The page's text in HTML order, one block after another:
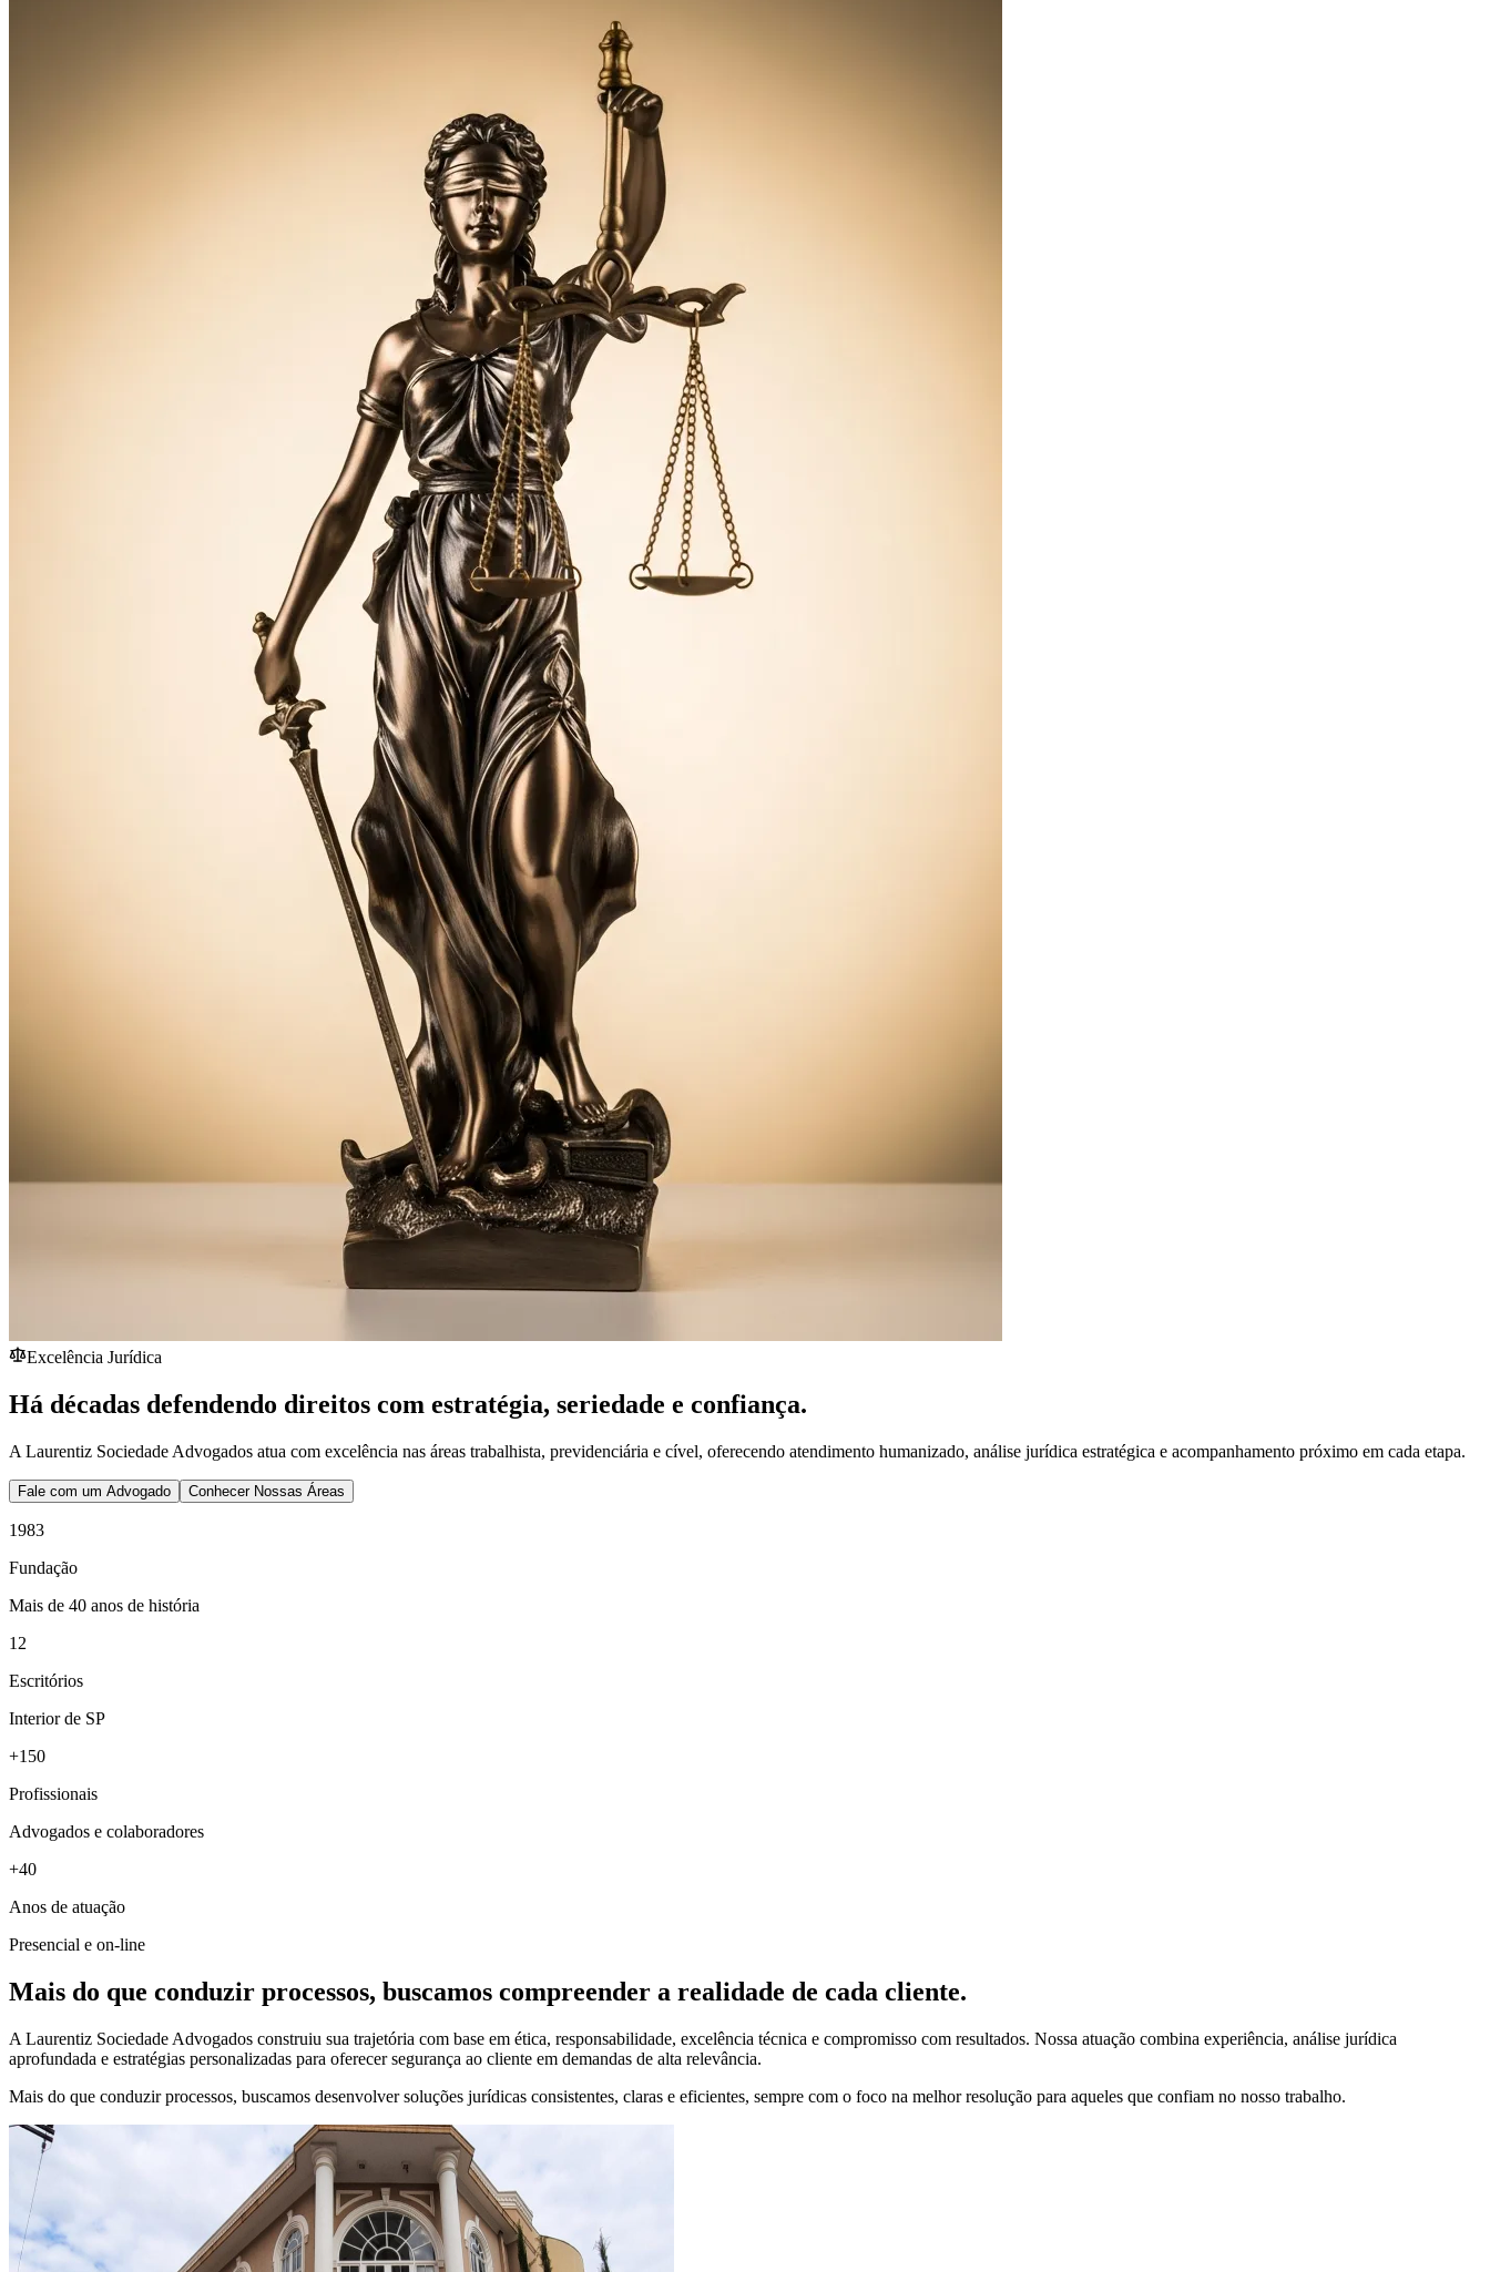
Excelência Jurídica
Há décadas defendendo direitos com estratégia, seriedade e confiança.
A Laurentiz Sociedade Advogados atua com excelência nas áreas trabalhista, previdenciária e cível, oferecendo atendimento humanizado, análise jurídica estratégica e acompanhamento próximo em cada etapa.
Fale com um Advogado Conhecer Nossas Áreas
1983
Fundação
Mais de 40 anos de história
12
Escritórios
Interior de SP
+150
Profissionais
Advogados e colaboradores
+40
Anos de atuação
Presencial e on-line
Mais do que conduzir processos, buscamos compreender a realidade de cada cliente.
A Laurentiz Sociedade Advogados construiu sua trajetória com base em ética, responsabilidade, excelência técnica e compromisso com resultados. Nossa atuação combina experiência, análise jurídica
aprofundada e estratégias personalizadas para oferecer segurança ao cliente em demandas de alta relevância.
Mais do que conduzir processos, buscamos desenvolver soluções jurídicas consistentes, claras e eficientes, sempre com o foco na melhor resolução para aqueles que confiam no nosso trabalho.